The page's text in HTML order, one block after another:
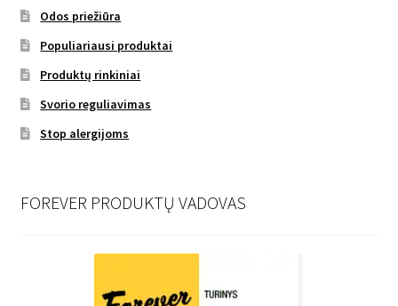
Odos priežiūra
Populiariausi produktai
Produktų rinkiniai
Svorio reguliavimas
Stop alergijoms
FOREVER PRODUKTŲ VADOVAS